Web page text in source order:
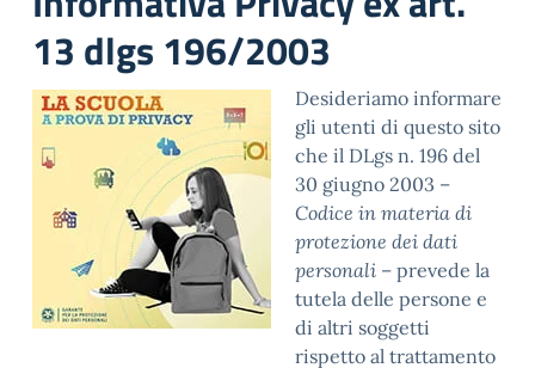
13 dlgs 196/2003
Desideriamo informare
gli utenti di questo sito
che il DLgs n. 196 del
30 giugno 2003 –
Codice in materia di
protezione dei dati
personali – prevede la
tutela delle persone e
di altri soggetti
rispetto al trattamento